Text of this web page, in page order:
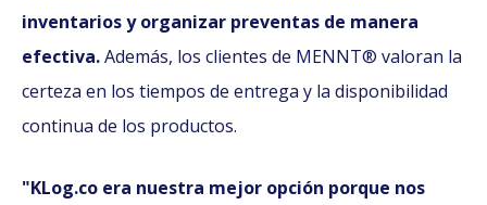
inventarios y organizar preventas de manera
efectiva.Además, los clientes de MENNT® valoran la
certeza en los tiempos de entrega y la disponibilidad
continua de los productos.
"KLog.co era nuestra mejor opción porque nos